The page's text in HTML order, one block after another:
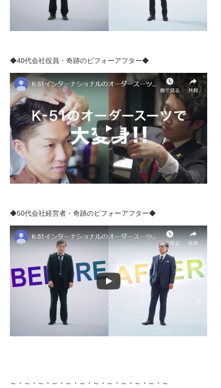
◆40代会社役員・奇跡のビフォーアフター◆
◆50代会社経営者・奇跡のビフォーアフター◆
～・～・～・～・～・～・～・～・～・～・～・～